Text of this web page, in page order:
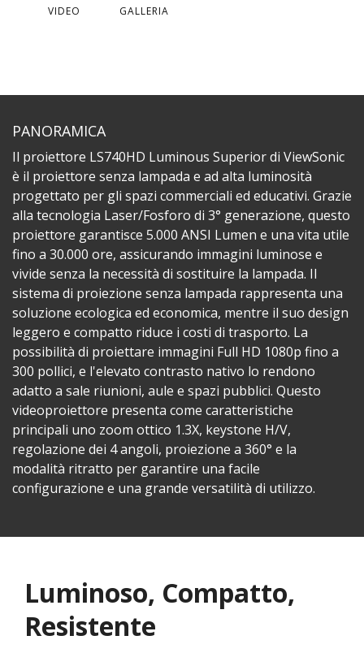
VIDEO GALLERIA
PANORAMICA
Il proiettore LS740HD Luminous Superior di ViewSonic
è il proiettore senza lampada e ad alta luminosità
progettato per gli spazi commerciali ed educativi. Grazie
alla tecnologia Laser/Fosforo di 3° generazione, questo
proiettore garantisce 5.000 ANSI Lumen e una vita utile
fino a 30.000 ore, assicurando immagini luminose e
vivide senza la necessità di sostituire la lampada. Il
sistema di proiezione senza lampada rappresenta una
soluzione ecologica ed economica, mentre il suo design
leggero e compatto riduce i costi di trasporto. La
possibilità di proiettare immagini Full HD 1080p fino a
300 pollici, e l'elevato contrasto nativo lo rendono
adatto a sale riunioni, aule e spazi pubblici. Questo
videoproiettore presenta come caratteristiche
principali uno zoom ottico 1.3X, keystone H/V,
regolazione dei 4 angoli, proiezione a 360° e la
modalità ritratto per garantire una facile
configurazione e una grande versatilità di utilizzo.
Luminoso, Compatto,
Resistente